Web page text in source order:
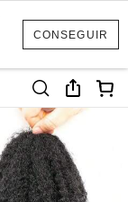
CONSEGUIR